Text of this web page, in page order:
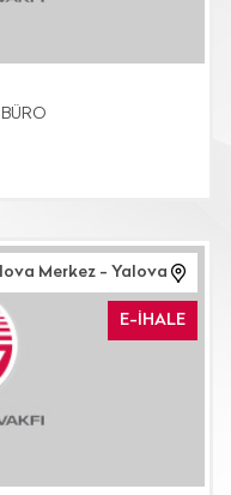
Merkez - Yalova
E-İHALE